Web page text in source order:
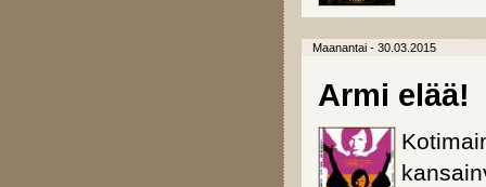
Maanantai - 30.03.2015
Armi elää!